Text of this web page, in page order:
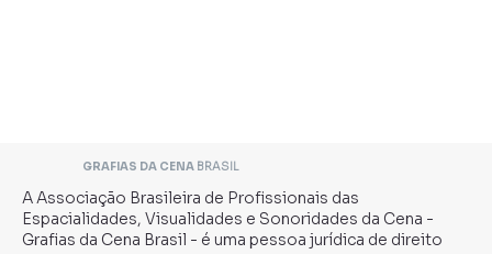
GRAFIAS DA CENA BRASIL
A Associação Brasileira de Profissionais das
Espacialidades, Visualidades e Sonoridades da Cena -
Grafias da Cena Brasil - é uma pessoa jurídica de direito